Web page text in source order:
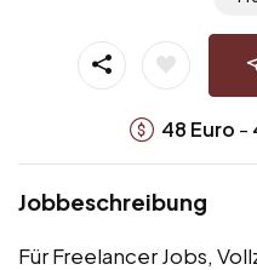
48 Euro -
Jobbeschreibung
Für Freelancer Jobs,